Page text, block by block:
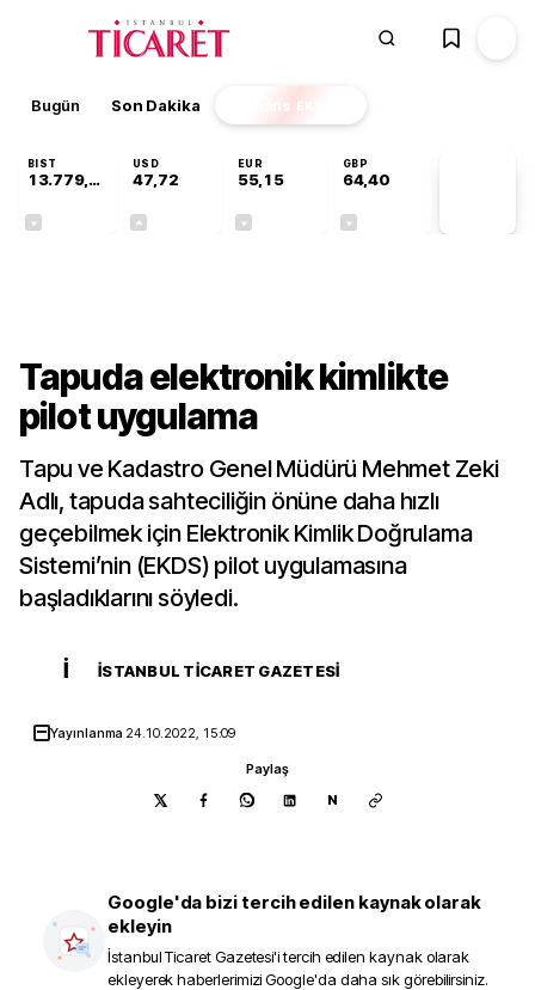
Bugün Son Dakika Finans EKSTRA
BIST
13.779,39
USD
47,72
EUR
55,15
GBP
64,40
Tapuda elektronik kimlikte
pilot uygulama
Tapu ve Kadastro Genel Müdürü Mehmet Zeki
Adlı, tapuda sahteciliğin önüne daha hızlı
geçebilmek için Elektronik Kimlik Doğrulama
Sistemi’nin (EKDS) pilot uygulamasına
başladıklarını söyledi.
İ İSTANBUL TICARET GAZETESI
Yayınlanma 24.10.2022, 15:09
Paylaş
N
Google'da bizi tercih edilen kaynak olarak
ekleyin
İstanbul Ticaret Gazetesi'i tercih edilen kaynak olarak
ekleyerek haberlerimizi Google'da daha sık görebilirsiniz.